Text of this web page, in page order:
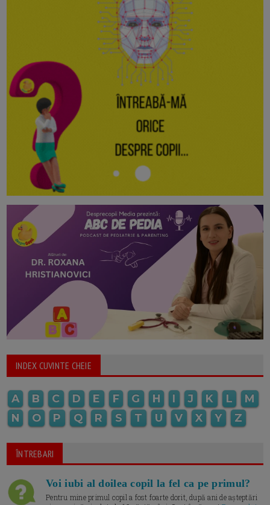
INDEX CUVINTE CHEIE
A B C D E F G H I J K L
M
N
O P Q R S T U V X Y Z
ÎNTREBARI
Voi iubi al doilea copil la fel ca pe primul?
Pentru mine primul copil a fost foarte dorit, după ani de așteptări